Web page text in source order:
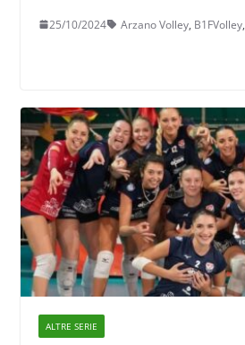
25/10/2024 Arzano Volley, B1FVolley,
ALTRE SERIE